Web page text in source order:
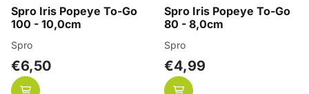
Spro Iris Popeye To-Go
100 - 10,0cm
Merk:
Spro
Prijs: 6,50
€6,50
Spro Iris Popeye To-Go
80 - 8,0cm
Merk:
Spro
Prijs: 4,99
€4,99